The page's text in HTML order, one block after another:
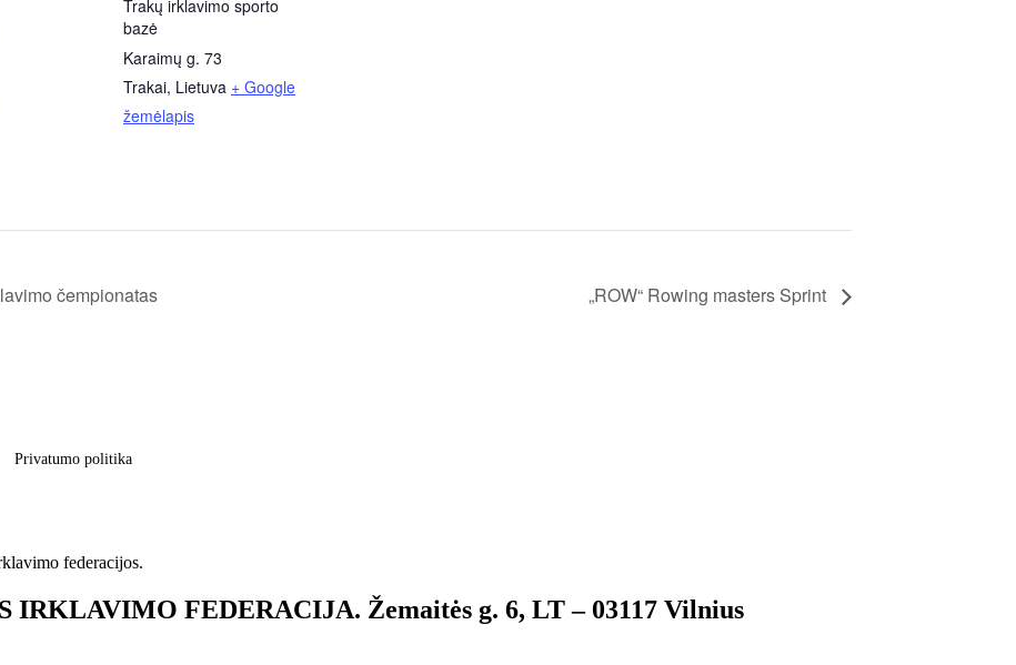
Trakų irklavimo sporto
bazė
Karaimų g. 73
Trakai, Lietuva + Google
žemėlapis
čempionatas „ROW“ Rowing masters Sprint
Privatumo politika
federacijos.
IRKLAVIMO FEDERACIJA. Žemaitės g. 6, LT – 03117 Vilnius